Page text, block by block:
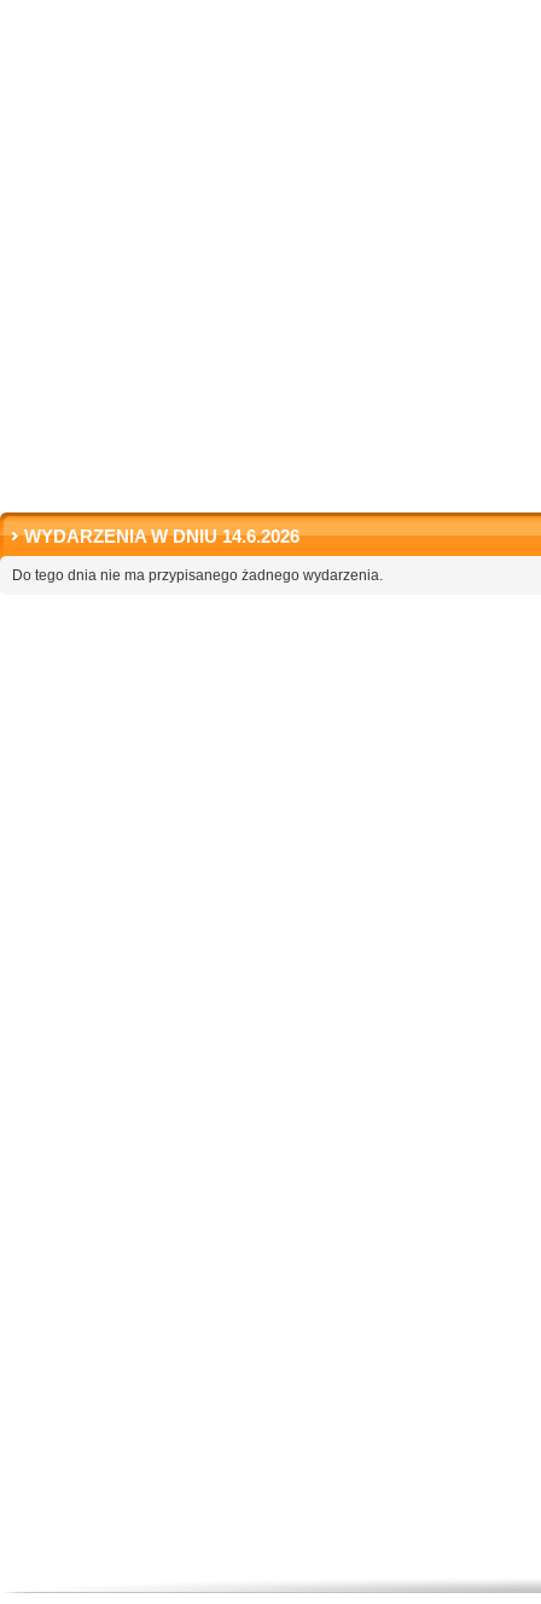
WYDARZENIA W DNIU 14.6.2026
Do tego dnia nie ma przypisanego żadnego wydarzenia.